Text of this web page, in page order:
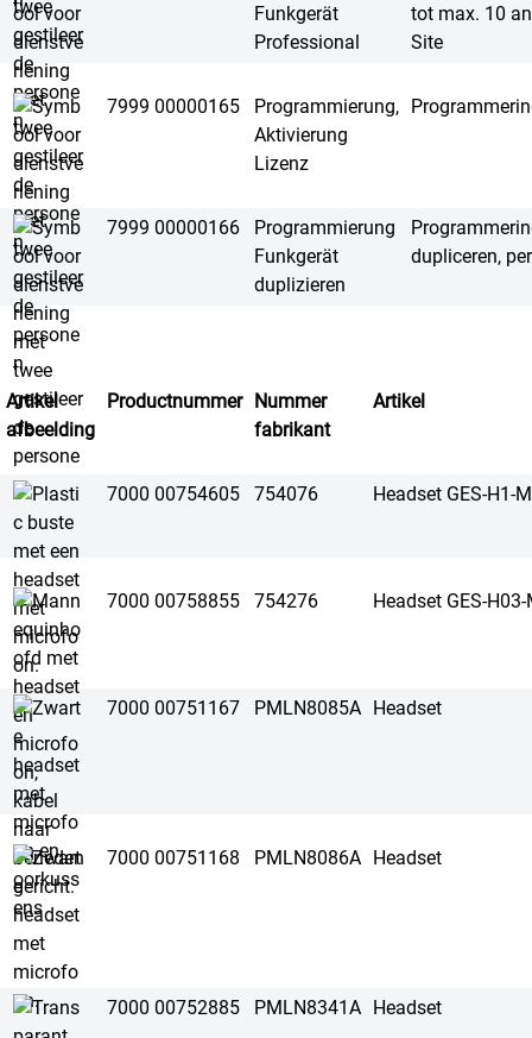
Funkgerät
Professional
tot max. 10
Site
7999 00000165
Programmierung,
Aktivierung
Lizenz
7999 00000166
Programmierung
Funkgerät
duplizieren
dupliceren,
Artikel
afbeelding
Productnummer Nummer
fabrikant
Artikel
7000 00754605 754076 Headset GES-H1-
7000 00758855 754276 Headset GES-
7000 00751167 PMLN8085A Headset
7000 00751168 PMLN8086A Headset
7000 00752885 PMLN8341A Headset